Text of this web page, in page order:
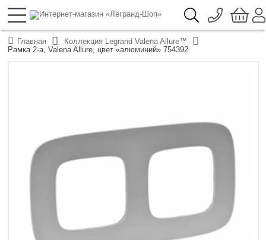
О компании
Доставка
096 776-72-46
044 390-66-40
Главная
Коллекция Legrand Valena Allure™
Рамка 2-а, Valena Allure, цвет «алюминий» 754392